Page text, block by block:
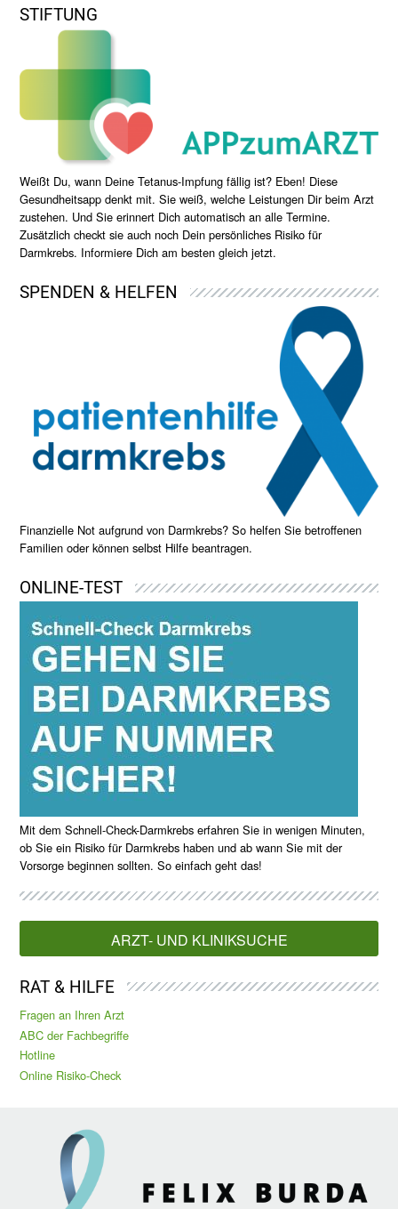
STIFTUNG
Weißt Du, wann Deine Tetanus-Impfung fällig ist? Eben! Diese
Gesundheitsapp denkt mit. Sie weiß, welche Leistungen Dir beim Arzt
zustehen. Und Sie erinnert Dich automatisch an alle Termine.
Zusätzlich checkt sie auch noch Dein persönliches Risiko für
Darmkrebs. Informiere Dich am besten gleich jetzt.
SPENDEN & HELFEN
Finanzielle Not aufgrund von Darmkrebs? So helfen Sie betroffenen
Familien oder können selbst Hilfe beantragen.
ONLINE-TEST
Mit dem Schnell-Check-Darmkrebs erfahren Sie in wenigen Minuten,
ob Sie ein Risiko für Darmkrebs haben und ab wann Sie mit der
Vorsorge beginnen sollten. So einfach geht das!
ARZT- UND KLINIKSUCHE
RAT & HILFE
Fragen an Ihren Arzt
ABC der Fachbegriffe
Hotline
Online Risiko-Check